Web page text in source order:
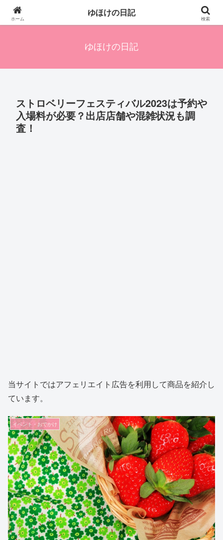
四人の子を持つ母のズボラ生活備忘録です。興味のあることアレやコレ、色々
発信します。
ゆほけの日記
ストロベリーフェスティバル2023は予約や
入場料が必要？出店店舗や混雑状況も調
査！
当サイトではアフェリエイト広告を利用して商品を紹介し
ています。
イベント・おでかけ
ホーム
ゆほけの日記
検索